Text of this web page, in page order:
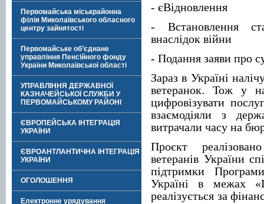
Первомайська міськрайонна
філія Миколаївського обласного
центру зайнятості
Первомайське об’єднане
управління Пенсійного фонду
України Миколаївської області
УПРАВЛІННЯ ДЕРЖАВНОЇ
КАЗНАЧЕЙСЬКОЇ СЛУЖБИ У
ПЕРВОМАЙСЬКОМУ РАЙОНІ
ЄВРОПЕЙСЬКА ІНТЕГРАЦІЯ
УКРАЇНИ
ЄВРОАНТЛАНТИЧНА ІНТЕГРАЦІЯ
УКРАЇНИ
ОГОЛОШЕННЯ
Електронне урядування
- єВідновлення
- Встановлення
внаслідок війни
- Подання заяви про
Зараз в Україні
ветеранок. Тож у
цифровізувати
взаємодіяли з
витрачали часу на
Проєкт
ветеранів України
підтримки
Україні в межах
реалізується за